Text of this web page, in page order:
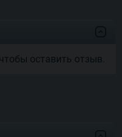
оставить отзыв.